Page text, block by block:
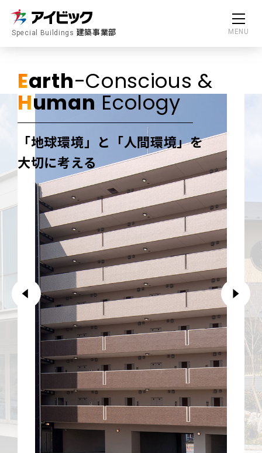
Special Buildings 建築事業部 MENU
Earth-Conscious &
HumanEcology
「地球環境」と「人間環境」を
大切に考える